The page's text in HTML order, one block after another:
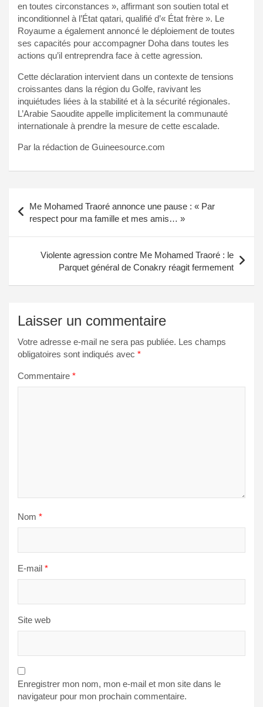
en toutes circonstances », affirmant son soutien total et
inconditionnel à l’État qatari, qualifié d’« État frère ». Le
Royaume a également annoncé le déploiement de toutes
ses capacités pour accompagner Doha dans toutes les
actions qu’il entreprendra face à cette agression.
Cette déclaration intervient dans un contexte de tensions
croissantes dans la région du Golfe, ravivant les
inquiétudes liées à la stabilité et à la sécurité régionales.
L’Arabie Saoudite appelle implicitement la communauté
internationale à prendre la mesure de cette escalade.
Par la rédaction de Guineesource.com
de
l’article
Me Mohamed Traoré annonce une pause : « Par
respect pour ma famille et mes amis… »
Violente agression contre Me Mohamed Traoré : le
Parquet général de Conakry réagit fermement
Laisser un commentaire
Votre adresse e-mail ne sera pas publiée. Les champs
obligatoires sont indiqués avec *
Commentaire *
Nom *
E-mail *
Site web
Enregistrer mon nom, mon e-mail et mon site dans le
navigateur pour mon prochain commentaire.